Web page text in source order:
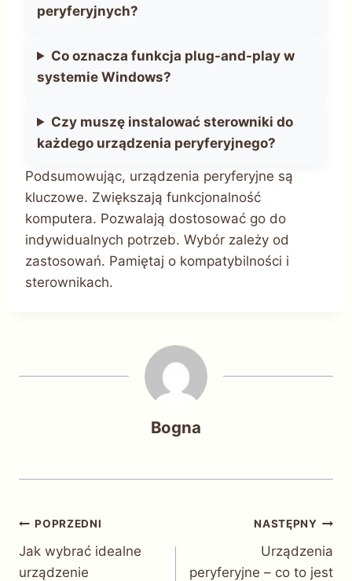
peryferyjnych?
Co oznacza funkcja plug-and-play w
systemie Windows?
Czy muszę instalować sterowniki do
każdego urządzenia peryferyjnego?
Podsumowując, urządzenia peryferyjne są
kluczowe. Zwiększają funkcjonalność
komputera. Pozwalają dostosować go do
indywidualnych potrzeb. Wybór zależy od
zastosowań. Pamiętaj o kompatybilności i
sterownikach.
Bogna
Nawigacja
wpisu
POPRZEDNI
Jak wybrać idealne
urządzenie
NASTĘPNY
Urządzenia
peryferyjne – co to jest